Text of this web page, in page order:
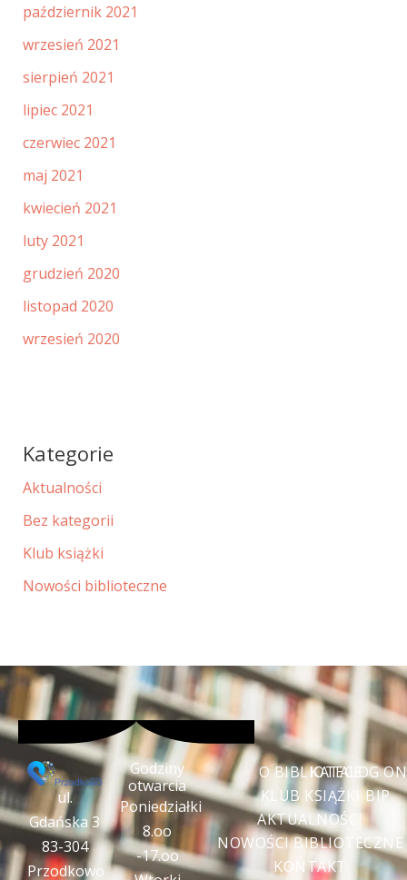
październik 2021
wrzesień 2021
sierpień 2021
lipiec 2021
czerwiec 2021
maj 2021
kwiecień 2021
luty 2021
grudzień 2020
listopad 2020
wrzesień 2020
Kategorie
Aktualności
Bez kategorii
Klub książki
Nowości biblioteczne
ul.
Gdańska 3
83-304
Przodkowo
Godziny
otwarcia
Poniedziałki
8.oo
-17.oo
O BIBLIOTECE
KLUB KSIĄŻKI
AKTUALNOŚCI
NOWOŚCI BIBLIOTECZNE
KONTAKT
KATALOG
BIP